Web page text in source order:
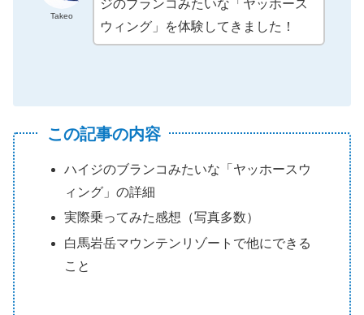
Takeo
ジのブランコみたいな「ヤッホース
ウィング」を体験してきました！
この記事の内容
ハイジのブランコみたいな「ヤッホースウ
ィング」の詳細
実際乗ってみた感想（写真多数）
白馬岩岳マウンテンリゾートで他にできる
こと